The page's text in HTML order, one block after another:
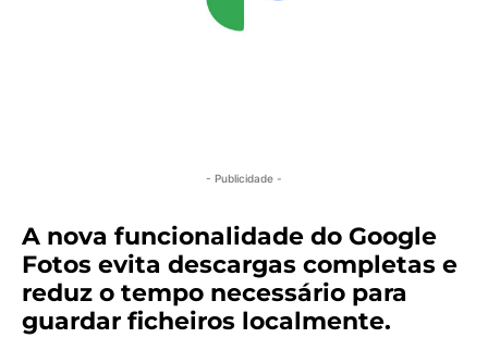
- Publicidade -
A nova funcionalidade do Google
Fotos evita descargas completas e
reduz o tempo necessário para
guardar ficheiros localmente.